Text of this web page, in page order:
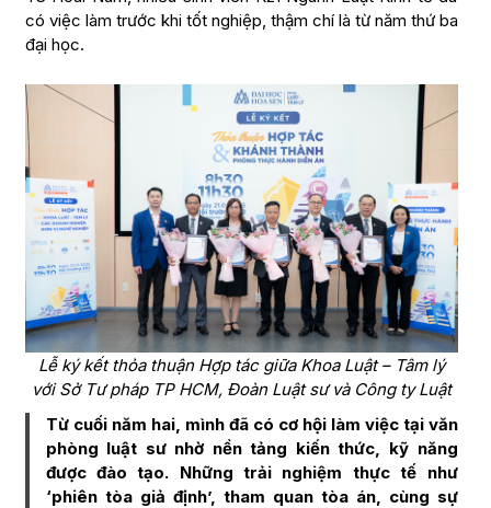
có việc làm trước khi tốt nghiệp, thậm chí là từ năm thứ ba
đại học.
Lễ ký kết thỏa thuận Hợp tác giữa Khoa Luật – Tâm lý
với Sở Tư pháp TP HCM, Đoàn Luật sư và Công ty Luật
Từ cuối năm hai, mình đã có cơ hội làm việc tại văn
phòng luật sư nhờ nền tảng kiến thức, kỹ năng
được đào tạo. Những trải nghiệm thực tế như
‘phiên tòa giả định’, tham quan tòa án, cùng sự